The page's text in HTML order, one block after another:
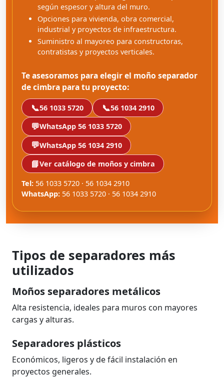
según espesor y altura del muro.
Opciones para vivienda, obra comercial,
industrial y proyectos de infraestructura.
Suministro al mayoreo para constructoras,
contratistas y proyectos verticales.
Te asesoramos para elegir el moño separador
de cimbra para tu proyecto:
📞56 1033 5720 📞56 1034 2910
💬WhatsApp 56 1033 5720
💬WhatsApp 56 1034 2910
📘Ver catálogo de moños y cimbra
Tel: 56 1033 5720 · 56 1034 2910
WhatsApp: 56 1033 5720 · 56 1034 2910
Tipos de separadores más
utilizados
Moños separadores metálicos
Alta resistencia, ideales para muros con mayores
cargas y alturas.
Separadores plásticos
Económicos, ligeros y de fácil instalación en
proyectos generales.